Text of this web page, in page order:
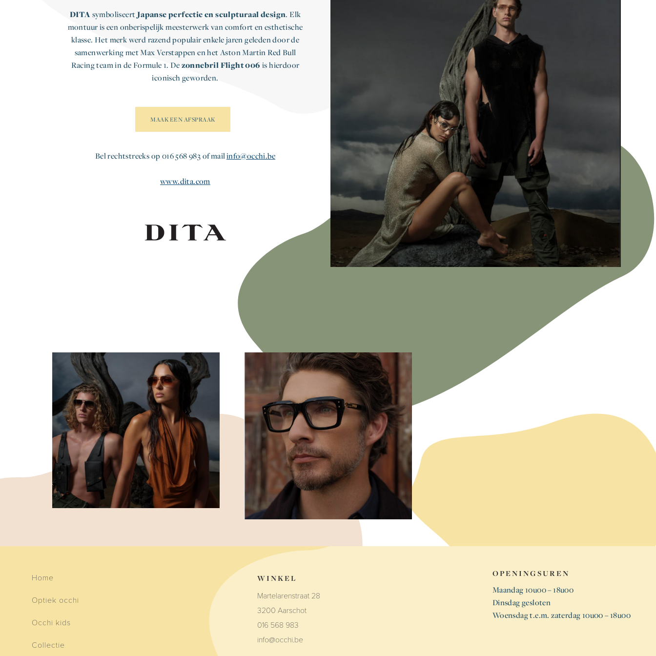
DITAsymboliseertJapanse perfectie en sculpturaal design. Elk
montuur is een onberispelijk meesterwerk van comfort en esthetische
klasse. Het merk werd razend populair enkele jaren geleden door de
samenwerking met Max Verstappen en het Aston Martin Red Bull
Racing team in de Formule 1. Dezonnebril Flight 006 is hierdoor
iconisch geworden.
MAAK EEN AFSPRAAK
Bel rechtstreeks op 016 568 983 of mailinfo@occhi.be
www.dita.com
Home
Optiek occhi
Occhi kids
Collectie
WINKEL
Martelarenstraat 28
3200 Aarschot
016 568 983
info@occhi.be
OPENINGSUREN
Maandag 10u00 – 18u00
Dinsdag gesloten
Woensdag t.e.m. zaterdag 10u00 – 18u00